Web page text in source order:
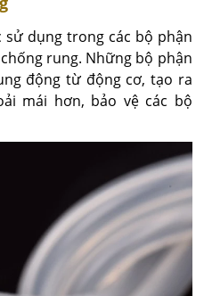
dụng trong các bộ phận
rung. Những bộ phận
động từ động cơ, tạo ra
mái hơn, bảo vệ các bộ